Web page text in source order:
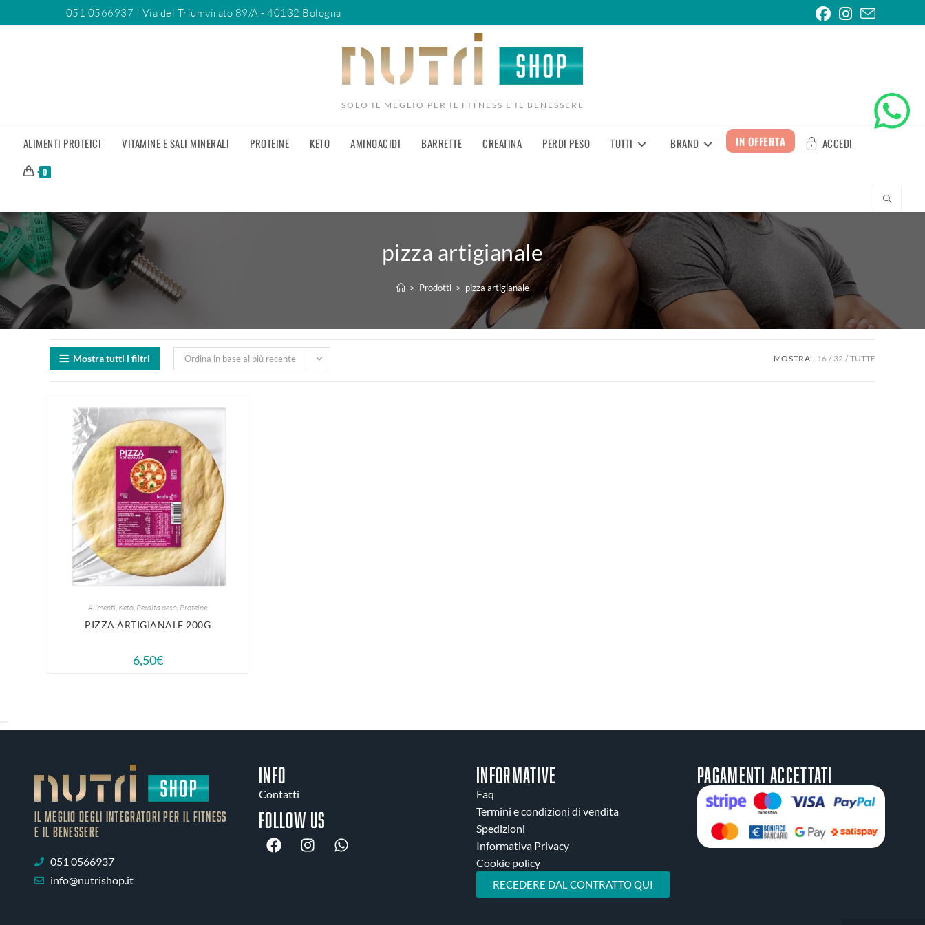
051 0566937 | Via del Triumvirato 89/A - 40132 Bologna
SOLO IL MEGLIO PER IL FITNESS E IL BENESSERE
ALIMENTI PROTEICI VITAMINE E SALI MINERALI PROTEINE KETO AMINOACIDI BARRETTE CREATINA PERDI PESO TUTTI BRAND IN OFFERTA ACCEDI
0
pizza artigianale
> Prodotti > pizza artigianale
Mostra tutti i filtri Ordina in base al più recente MOSTRA: 16 32 TUTTE
Alimenti Keto Perdita peso Proteine
PIZZA ARTIGIANALE 200G
6,50€
IL MEGLIO DEGLI Integratori PER IL FITNESS
E IL BENESSERE
051 0566937
info@nutrishop.it
INFO
Contatti
Follow us
INFORMATIVE
Faq
Termini e condizioni di vendita
Spedizioni
Informativa Privacy
Cookie policy
RECEDERE DAL CONTRATTO QUI
Pagamenti accettati